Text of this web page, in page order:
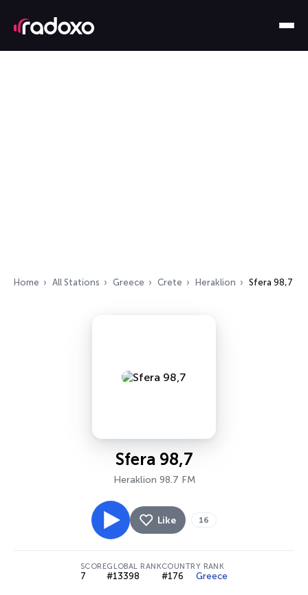
Home All Stations Greece Crete Heraklion Sfera 98,7
Sfera 98,7
Heraklion 98.7 FM
Like 16
SCORE
7
GLOBAL RANK
#13398
COUNTRY RANK
#176 Greece